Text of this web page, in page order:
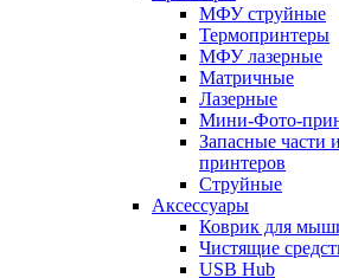
МФУ струйные
Термопринтеры
МФУ лазерные
Матричные
Лазерные
Мини-Фото-
Запасные части
принтеров
Струйные
Аксессуары
Коврик для
Чистящие
USB Hub